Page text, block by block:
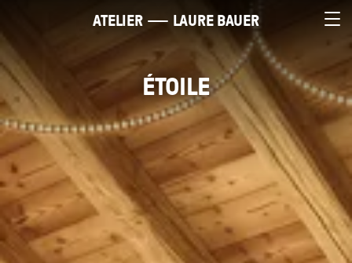
ATELIER LAURE BAUER
ÉTOILE